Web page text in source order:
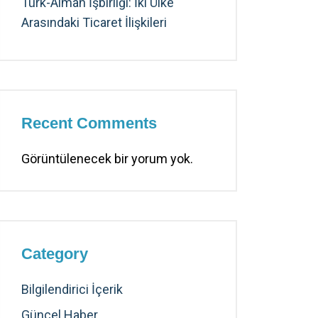
Arasındaki Ticaret İlişkileri
Recent Comments
Görüntülenecek bir yorum yok.
Category
Bilgilendirici İçerik
Güncel Haber